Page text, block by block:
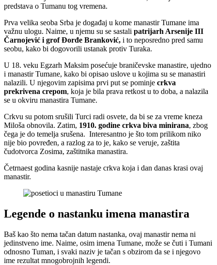
predstava o Tumanu tog vremena.
Prva velika seoba Srba je događaj u kome manastir Tumane ima
važnu ulogu. Naime, u njemu su se sastali patrijarh Arsenije III
Čarnojević i grof Đorđe Branković, i to neposredno pred samu
seobu, kako bi dogovorili ustanak protiv Turaka.
U 18. veku Egzarh Maksim posećuje braničevske manastire, ujedno
i manastir Tumane, kako bi opisao uslove u kojima su se manastiri
nalazili. U njegovim zapisima prvi put se pominje crkva
prekrivena crepom, koja je bila prava retkost u to doba, a nalazila
se u okviru manastira Tumane.
Crkvu su potom srušili Turci radi osvete, da bi se za vreme kneza
Miloša obnovila. Zatim, 1910. godine crkva biva minirana, zbog
čega je do temelja srušena. Interesantno je što tom prilikom niko
nije bio povređen, a razlog za to je, kako se veruje, zaštita
čudotvorca Zosima, zaštitnika manastira.
Četrnaest godina kasnije nastaje crkva koja i dan danas krasi ovaj
manastir.
Legende o nastanku imena manastira
Baš kao što nema tačan datum nastanka, ovaj manastir nema ni
jedinstveno ime. Naime, osim imena Tumane, može se čuti i Tumani
odnosno Tuman, i svaki naziv je tačan s obzirom da se i njegovo
ime rezultat mnogobrojnih legendi.